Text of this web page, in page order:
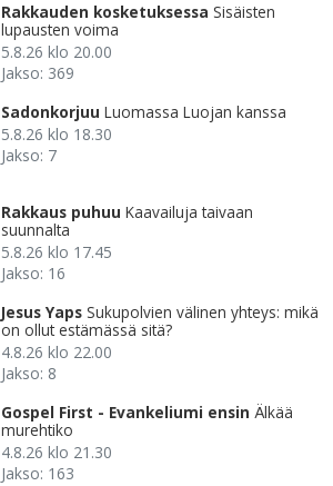
Rakkauden kosketuksessa Sisäisten
lupausten voima
5.8.26 klo 20.00
Jakso: 369
Sadonkorjuu Luomassa Luojan kanssa
5.8.26 klo 18.30
Jakso: 7
Rakkaus puhuu Kaavailuja taivaan
suunnalta
5.8.26 klo 17.45
Jakso: 16
Jesus Yaps Sukupolvien välinen yhteys: mikä
on ollut estämässä sitä?
4.8.26 klo 22.00
Jakso: 8
Gospel First - Evankeliumi ensin Älkää
murehtiko
4.8.26 klo 21.30
Jakso: 163